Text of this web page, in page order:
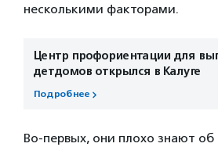
несколькими факторами.
Центр профориентации для
детдомов открылся в Калуге
Подробнее
Во-первых, они плохо знают об